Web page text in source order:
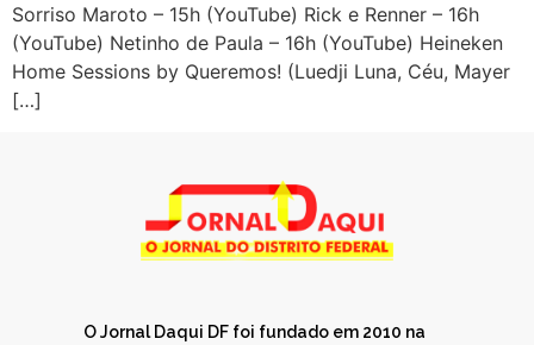
Sorriso Maroto – 15h (YouTube) Rick e Renner – 16h
(YouTube) Netinho de Paula – 16h (YouTube) Heineken
Home Sessions by Queremos! (Luedji Luna, Céu, Mayer
[…]
O Jornal Daqui DF foi fundado em 2010 na